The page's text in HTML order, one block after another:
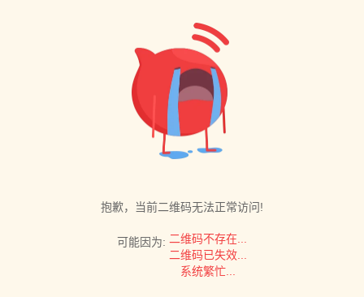
抱歉，当前二维码无法正常访问!
可能因为: 二维码不存在...
二维码已失效...
系统繁忙...